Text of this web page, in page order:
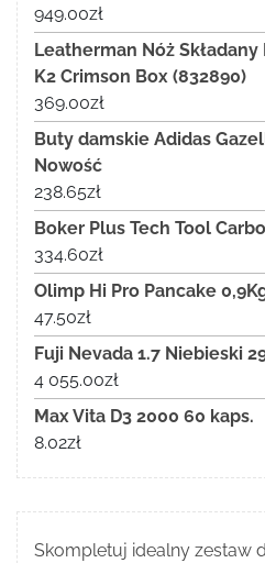
949.00zł
Leatherman Nóż
K2 Crimson Box (832890)
369.00zł
Buty damskie Adidas
Nowość
238.65zł
Boker Plus Tech Tool
334.60zł
Olimp Hi Pro Pancake
47.50zł
Fuji Nevada 1.7 Niebieski
4 055.00zł
Max Vita D3 2000 60 kaps.
8.02zł
Skompletuj idealny zestaw